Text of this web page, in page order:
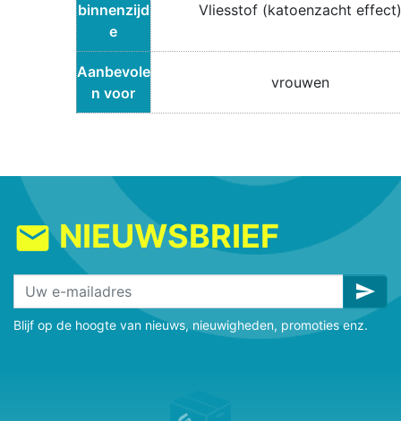
binnenzijd
e
Vliesstof (katoenzacht effect)
Aanbevole
n voor
vrouwen
mailNIEUWSBRIEF
send
Blijf op de hoogte van nieuws, nieuwigheden, promoties enz.